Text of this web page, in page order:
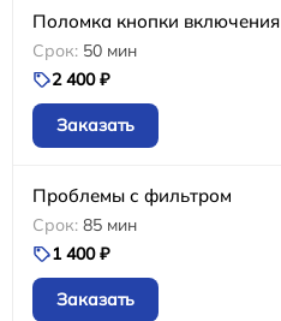
Поломка кнопки включения
50 мин
2 400 ₽
Заказать
Проблемы с фильтром
85 мин
1 400 ₽
Заказать